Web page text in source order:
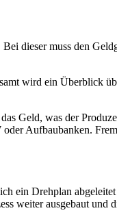
dieser muss den
wird ein Überblick
Geld, was der
Aufbaubanken.
ein Drehplan
weiter ausgebaut und